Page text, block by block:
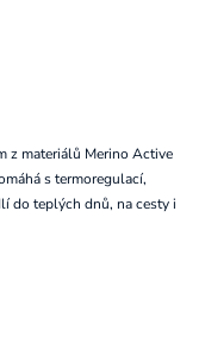
z materiálů Merino Active
s termoregulací,
do teplých dnů, na cesty i